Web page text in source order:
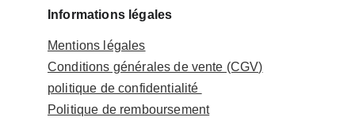
Informations légales
Mentions légales
Conditions générales de vente (CGV)
politique de confidentialité
Politique de remboursement